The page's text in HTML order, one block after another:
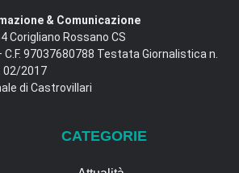
& Comunicazione
Corigliano Rossano CS
C.F. 97037680788 Testata Giornalistica n.
02/2017
di Castrovillari
CATEGORIE